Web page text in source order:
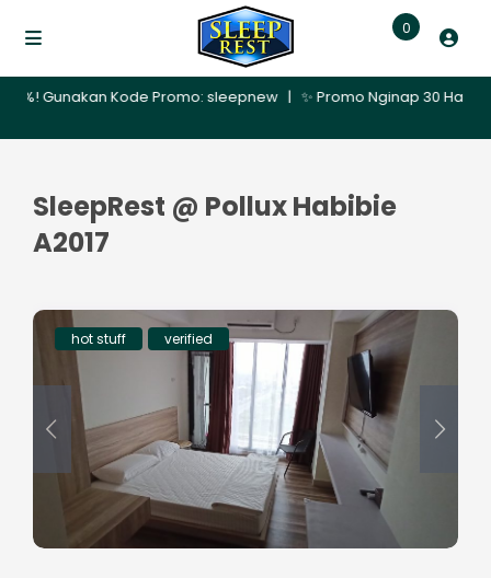
Kode Promo: sleepnew | ✨ Promo Nginap 30 Hari –
0
SleepRest @ Pollux Habibie
A2017
hot stuff verified